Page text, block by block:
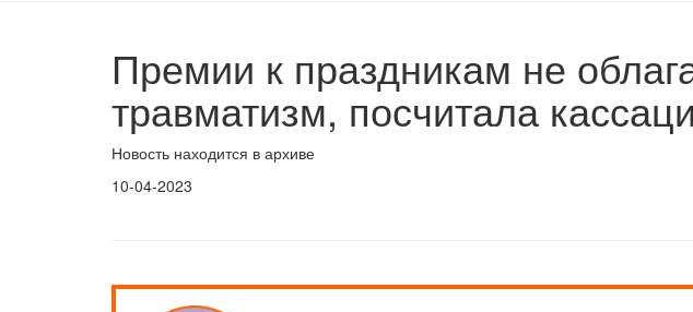
Премии к праздникам не
травматизм, посчитала
Новость находится в архиве
10-04-2023